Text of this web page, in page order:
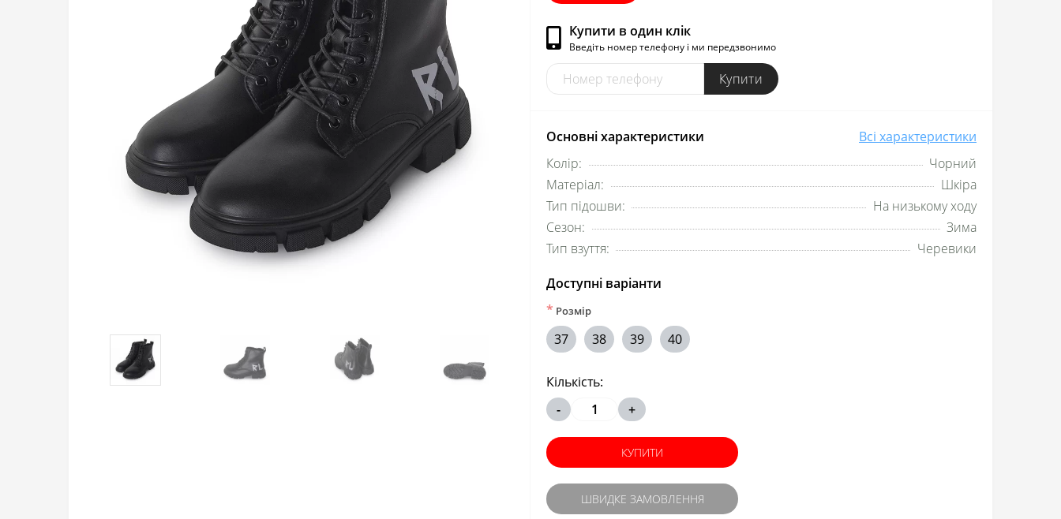
Купити в один клік
Введіть номер телефону і ми передзвонимо
Купити
Основні характеристики
Всі характеристики
Колір:
Чорний
Матеріал:
Шкіра
Тип підошви:
На низькому ходу
Сезон:
Зима
Тип взуття:
Черевики
Доступні варіанти
* Розмір
37 38 39 40
Кількість:
-
+
КУПИТИ
ШВИДКЕ ЗАМОВЛЕННЯ